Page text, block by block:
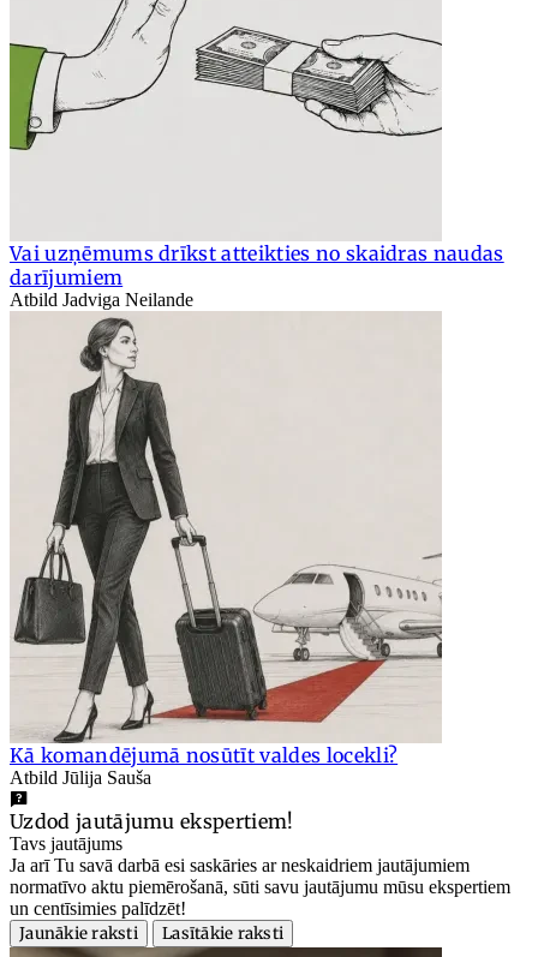
Vai uzņēmums drīkst atteikties no skaidras naudas
darījumiem
Atbild Jadviga Neilande
Kā komandējumā nosūtīt valdes locekli?
Atbild Jūlija Sauša
Uzdod jautājumu ekspertiem!
Tavs jautājums
Ja arī Tu savā darbā esi saskāries ar neskaidriem jautājumiem
normatīvo aktu piemērošanā, sūti savu jautājumu mūsu ekspertiem
un centīsimies palīdzēt!
Jaunākie raksti
Lasītākie raksti